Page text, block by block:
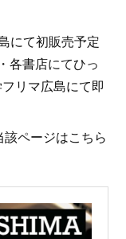
にて初販売予定
各書店にてひっ
リマ広島にて即
ページはこちら